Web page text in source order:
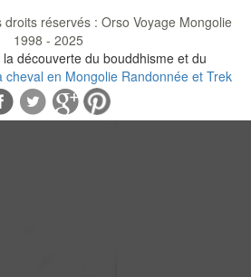
réservés : Orso Voyage Mongolie
1998 - 2025
la découverte du bouddhisme et du
cheval en Mongolie Randonnée et Trek